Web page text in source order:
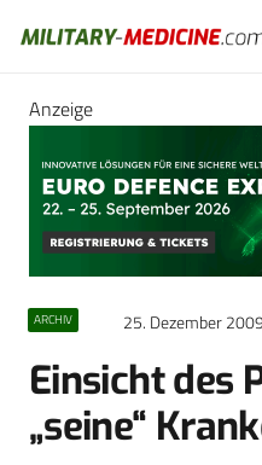
Anzeige
ARCHIV 25. Dezember 2009
Einsicht des
„seine“